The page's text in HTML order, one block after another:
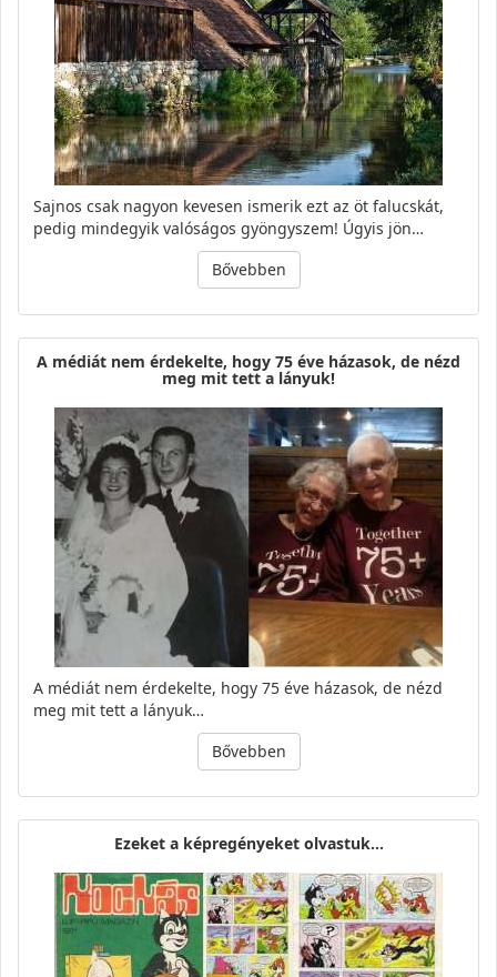
Sajnos csak nagyon kevesen ismerik ezt az öt falucskát,
pedig mindegyik valóságos gyöngyszem! Úgyis jön…
Bővebben
A médiát nem érdekelte, hogy 75 éve házasok, de nézd
meg mit tett a lányuk!
A médiát nem érdekelte, hogy 75 éve házasok, de nézd
meg mit tett a lányuk…
Bővebben
Ezeket a képregényeket olvastuk...